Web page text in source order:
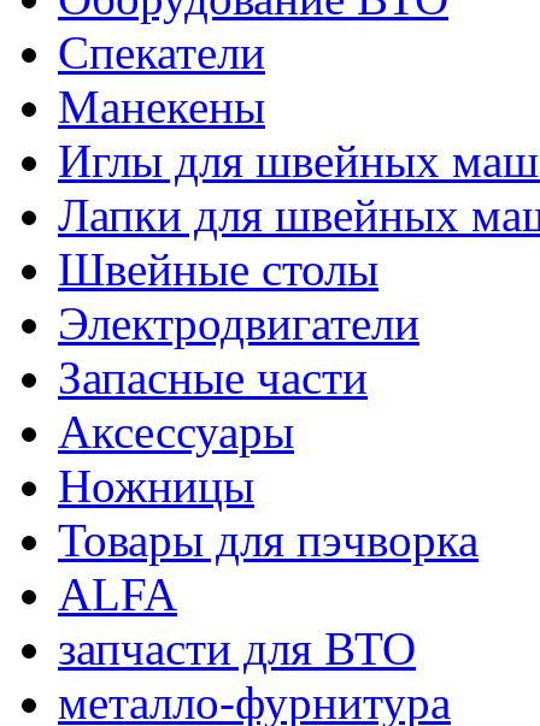
Спекатели
Манекены
Иглы для швейных
Лапки для швейных
Швейные столы
Электродвигатели
Запасные части
Аксессуары
Ножницы
Товары для пэчворка
ALFA
запчасти для ВТО
металло-фурнитура